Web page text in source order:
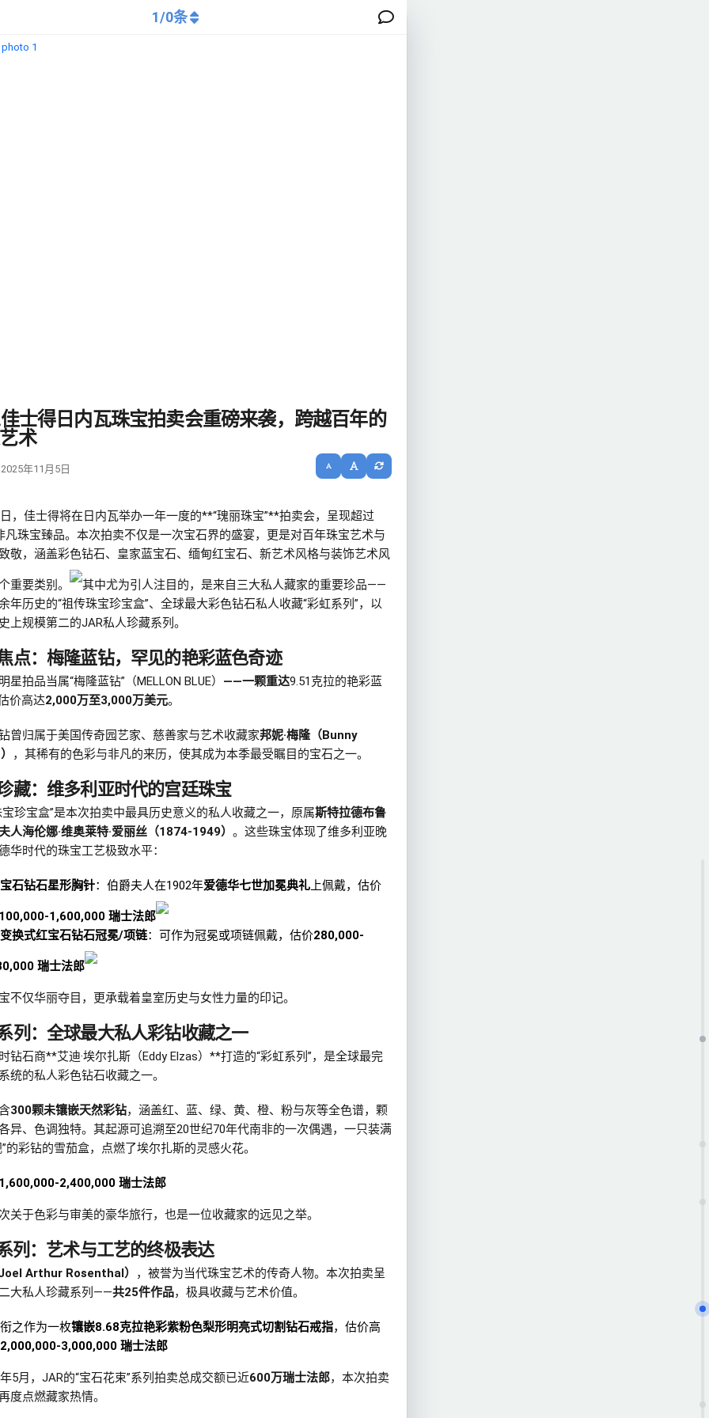
士得日内瓦珠宝拍卖会重磅来袭，跨越百年的
术
年11月5日
，佳士得将在日内瓦举办一年一度的**“瑰丽珠宝”**拍卖会，呈现超过
凡珠宝臻品。本次拍卖不仅是一次宝石界的盛宴，更是对百年珠宝艺术与
敬，涵盖彩色钻石、皇家蓝宝石、缅甸红宝石、新艺术风格与装饰艺术风
重要类别。
其中尤为引人注目的，是来自三大私人藏家的重要珍品——
年历史的“祖传珠宝珍宝盒”、全球最大彩色钻石私人收藏“彩虹系列”，以
上规模第二的JAR私人珍藏系列。
点：梅隆蓝钻，罕见的艳彩蓝色奇迹
星拍品当属“梅隆蓝钻”（MELLON BLUE） ——一颗重达9.51克拉的艳彩蓝
价高达2,000万至3,000万美元。
曾归属于美国传奇园艺家、慈善家与艺术收藏家邦妮·梅隆（Bunny
，其稀有的色彩与非凡的来历，使其成为本季最受瞩目的宝石之一。
藏：维多利亚时代的宫廷珠宝
宝珍宝盒”是本次拍卖中最具历史意义的私人收藏之一，原属斯特拉德布鲁
人海伦娜·维奥莱特·爱丽丝（1874-1949） 。这些珠宝体现了维多利亚晚
华时代的珠宝工艺极致水平：
石钻石星形胸针：伯爵夫人在1902年爱德华七世加冕典礼上佩戴，估价
1,600,000 瑞士法郎
换式红宝石钻石冠冕/项链：可作为冠冕或项链佩戴，估价280,000-
瑞士法郎
不仅华丽夺目，更承载着皇室历史与女性力量的印记。
列：全球最大私人彩钻收藏之一
钻石商**艾迪·埃尔扎斯（Eddy Elzas）**打造的“彩虹系列”，是全球最完
统的私人彩色钻石收藏之一。
300颗未镶嵌天然彩钻，涵盖红、蓝、绿、黄、橙、粉与灰等全色谱，颗
异、色调独特。其起源可追溯至20世纪70年代南非的一次偶遇，一只装满
”的彩钻的雪茄盒，点燃了埃尔扎斯的灵感火花。
2,400,000 瑞士法郎
关于色彩与审美的豪华旅行，也是一位收藏家的远见之举。
列：艺术与工艺的终极表达
Arthur Rosenthal）
，被誉为当代珠宝艺术的传奇人物。本次拍卖呈
大私人珍藏系列——共25件作品，极具收藏与艺术价值。
之作为一枚镶嵌8.68克拉艳彩紫粉色梨形明亮式切割钻石戒指，估价高
2,000,000-3,000,000 瑞士法郎
5月，JAR的“宝石花束”系列拍卖总成交额已近600万瑞士法郎，本次拍卖
度点燃藏家热情。
1/0条